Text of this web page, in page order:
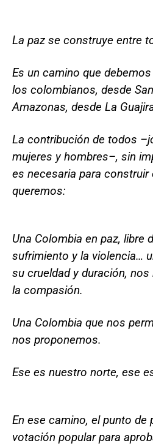
La paz se construye entre
Es un camino que
los colombianos, desde
Amazonas, desde La
La contribución de todos
mujeres y hombres–, sin
es necesaria para construir
queremos:
Una Colombia en paz, libre
sufrimiento y la violencia…
su crueldad y duración,
la compasión.
Una Colombia que nos
nos proponemos.
Ese es nuestro norte, ese
En ese camino, el punto de
votación popular para